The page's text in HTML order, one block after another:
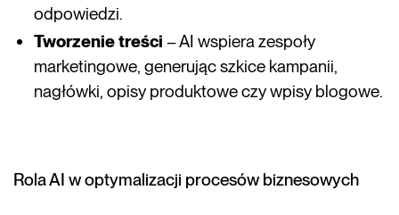
odpowiedzi.
Tworzenie treści – AI wspiera zespoły
marketingowe, generując szkice kampanii,
nagłówki, opisy produktowe czy wpisy blogowe.
Rola AI w optymalizacji procesów biznesowych